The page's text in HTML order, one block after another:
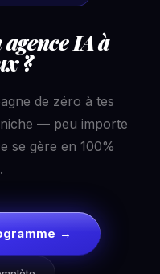
IA à
?
de zéro à tes
— peu importe
se gère en 100%
→